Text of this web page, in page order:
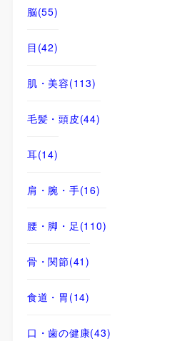
脳(55)
目 (42)
肌・美容(113)
毛髪・頭皮(44)
耳(14)
肩・腕・手(16)
腰・脚・足 (110)
骨・関節(41)
食道・胃 (14)
口・歯の健康(43)